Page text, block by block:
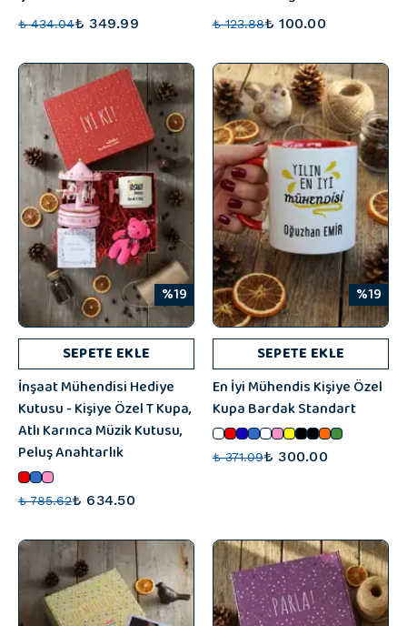
₺ 434.04₺ 349.99 ₺ 123.88₺ 100.00
%19
SEPETE EKLE
İnşaat Mühendisi Hediye
Kutusu - Kişiye Özel T Kupa,
Atlı Karınca Müzik Kutusu,
Peluş Anahtarlık
₺ 785.62₺ 634.50
%19
SEPETE EKLE
En İyi Mühendis Kişiye Özel
Kupa Bardak Standart
₺ 371.09₺ 300.00